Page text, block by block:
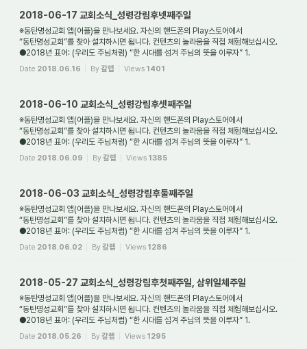
2018-06-17 교회소식_성령강림후넷째주일
※동탄명성교회 앱(어플)을 만나보세요. 자신의 핸드폰의 Play스토어에서
“동탄명성교회”를 찾아 설치하시면 됩니다. 컨텐츠의 놀라움을 직접 체험해보십시오.
●2018년 표어: (우리도 주님처럼) “한 시대를 섬겨 주님의 뜻을 이루자” 1.
Date 2018.06.16 By갈렙 Views 1401
2018-06-10 교회소식_성령강림후셋째주일
※동탄명성교회 앱(어플)을 만나보세요. 자신의 핸드폰의 Play스토어에서
“동탄명성교회”를 찾아 설치하시면 됩니다. 컨텐츠의 놀라움을 직접 체험해보십시오.
●2018년 표어: (우리도 주님처럼) “한 시대를 섬겨 주님의 뜻을 이루자” 1.
Date 2018.06.09 By갈렙 Views 1385
2018-06-03 교회소식_성령강림후둘째주일
※동탄명성교회 앱(어플)을 만나보세요. 자신의 핸드폰의 Play스토어에서
“동탄명성교회”를 찾아 설치하시면 됩니다. 컨텐츠의 놀라움을 직접 체험해보십시오.
●2018년 표어: (우리도 주님처럼) “한 시대를 섬겨 주님의 뜻을 이루자” 1.
Date 2018.06.02 By갈렙 Views 1286
2018-05-27 교회소식_성령강림후첫째주일, 삼위일체주일
※동탄명성교회 앱(어플)을 만나보세요. 자신의 핸드폰의 Play스토어에서
“동탄명성교회”를 찾아 설치하시면 됩니다. 컨텐츠의 놀라움을 직접 체험해보십시오.
●2018년 표어: (우리도 주님처럼) “한 시대를 섬겨 주님의 뜻을 이루자” 1.
Date 2018.05.26 By갈렙 Views 1295